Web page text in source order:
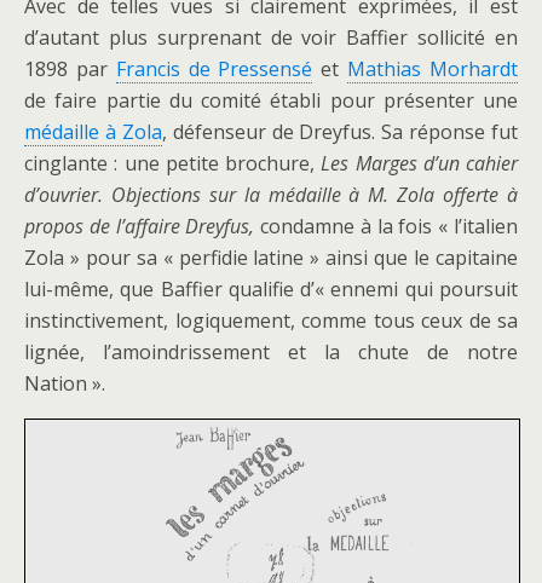
Avec de telles vues si clairement exprimées, il est
d’autant plus surprenant de voir Baffier sollicité en
1898 par Francis de Pressensé et Mathias Morhardt
de faire partie du comité établi pour présenter une
médaille à Zola, défenseur de Dreyfus. Sa réponse fut
cinglante : une petite brochure,Les Marges d’un cahier
d’ouvrier. Objections sur la médaille à M. Zola offerte à
propos de l’affaire Dreyfus,condamne à la fois « l’italien
Zola » pour sa « perfidie latine » ainsi que le capitaine
lui-même, que Baffier qualifie d’« ennemi qui poursuit
instinctivement, logiquement, comme tous ceux de sa
lignée, l’amoindrissement et la chute de notre
Nation ».